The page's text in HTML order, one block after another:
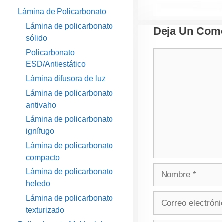
Deja Un
Lámina de Policarbonato
Lámina de policarbonato
sólido
Policarbonato
ESD/Antiestático
Lámina difusora de luz
Lámina de policarbonato
antivaho
Lámina de policarbonato
ignífugo
Lámina de policarbonato
compacto
Lámina de policarbonato
heledo
Lámina de policarbonato
texturizado